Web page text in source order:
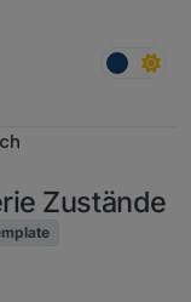
Zustände